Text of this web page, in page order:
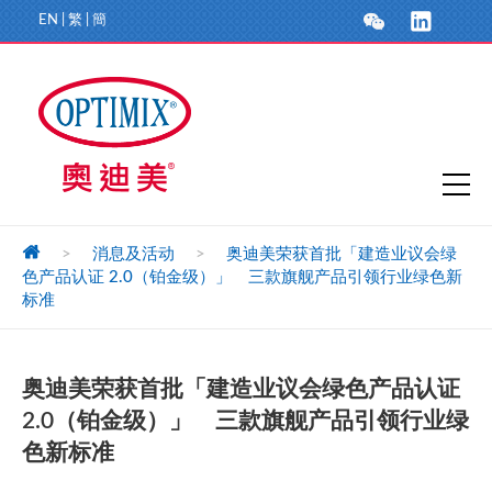
EN 繁 簡
> 消息及活动 >
奥迪美荣获首批「建造业议会绿
色产品认证 2.0（铂金级）」 三款旗舰产品引领行业绿色新
标准
奥迪美荣获首批「建造业议会绿色产品认证
2.0（铂金级）」 三款旗舰产品引领行业绿
色新标准